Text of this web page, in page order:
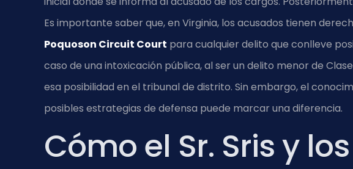
Es importante saber que, en Virginia, los acusados tienen
Poquoson Circuit Court para cualquier delito que conlleve
caso de una intoxicación pública, al ser un delito menor de
esa posibilidad en el tribunal de distrito. Sin embargo, el
posibles estrategias de defensa puede marcar una diferencia.
Cómo el Sr. Sris y